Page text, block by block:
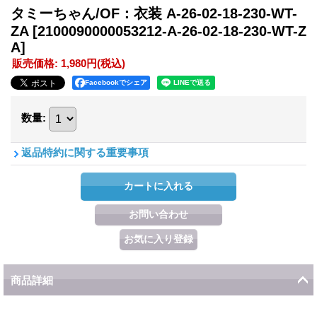
タミーちゃん/OF：衣装 A-26-02-18-230-WT-
ZA [2100090000053212-A-26-02-18-230-WT-Z
A]
販売価格: 1,980円(税込)
Facebookでシェア
数量:
返品特約に関する重要事項
商品詳細